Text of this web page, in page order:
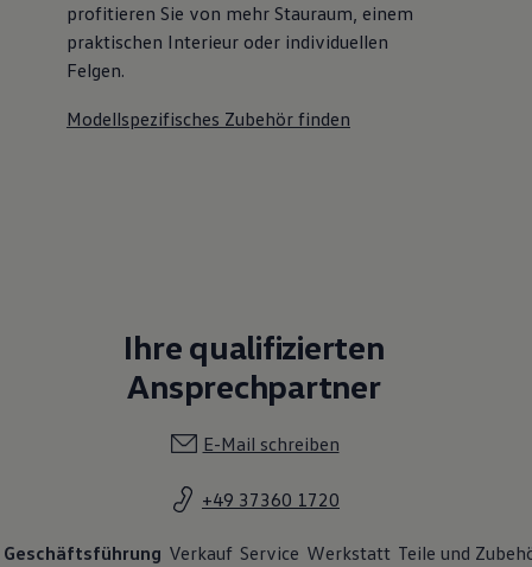
profitieren Sie von mehr Stauraum, einem
praktischen Interieur oder individuellen
Felgen.
Modellspezifisches Zubehör finden
Ihre qualifizierten
Ansprechpartner
E-Mail schreiben
+49 37360 1720
Geschäftsführung Verkauf Service Werkstatt Teile und